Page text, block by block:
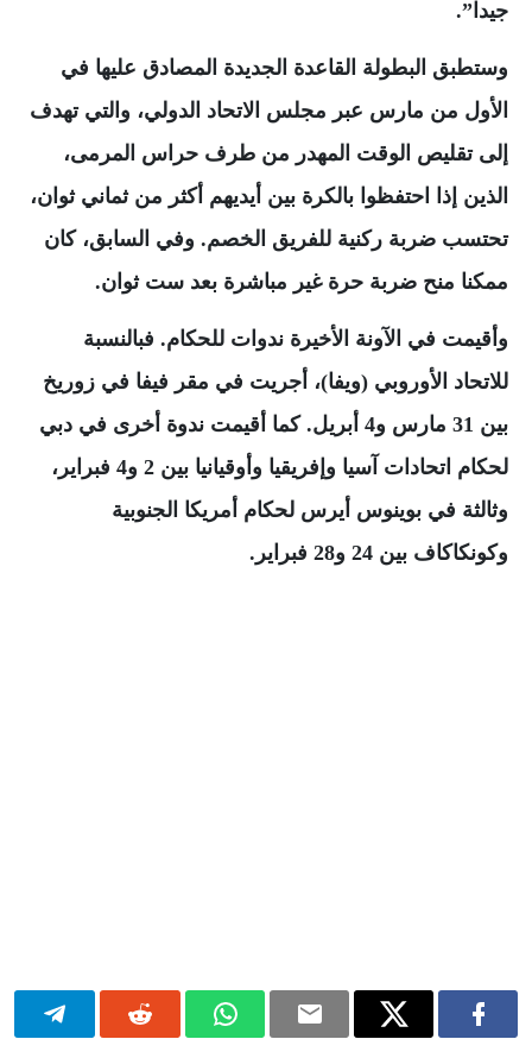
جيدا”.
وستطبق البطولة القاعدة الجديدة المصادق عليها في
الأول من مارس عبر مجلس الاتحاد الدولي، والتي تهدف
إلى تقليص الوقت المهدر من طرف حراس المرمى،
الذين إذا احتفظوا بالكرة بين أيديهم أكثر من ثماني ثوان،
تحتسب ضربة ركنية للفريق الخصم. وفي السابق، كان
ممكنا منح ضربة حرة غير مباشرة بعد ست ثوان.
وأقيمت في الآونة الأخيرة ندوات للحكام. فبالنسبة
للاتحاد الأوروبي (ويفا)، أجريت في مقر فيفا في زوريخ
بين 31 مارس و4 أبريل. كما أقيمت ندوة أخرى في دبي
لحكام اتحادات آسيا وإفريقيا وأوقيانيا بين 2 و4 فبراير،
وثالثة في بوينوس أيرس لحكام أمريكا الجنوبية
وكونكاكاف بين 24 و28 فبراير.